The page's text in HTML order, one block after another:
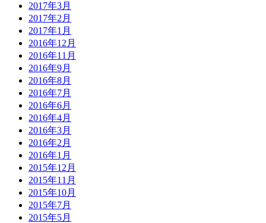
2017年3月
2017年2月
2017年1月
2016年12月
2016年11月
2016年9月
2016年8月
2016年7月
2016年6月
2016年4月
2016年3月
2016年2月
2016年1月
2015年12月
2015年11月
2015年10月
2015年7月
2015年5月